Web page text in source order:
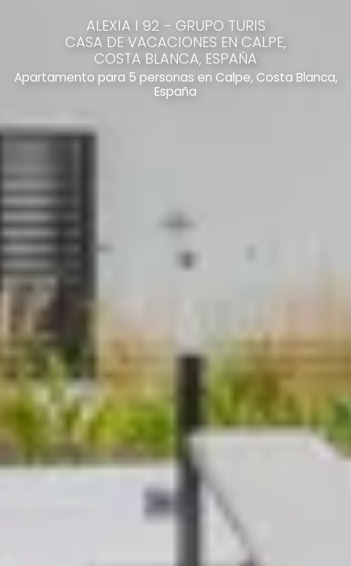
ALEXIA I 92 - GRUPO TURIS
CASA DE VACACIONES EN CALPE,
COSTA BLANCA, ESPAÑA
Apartamento para 5 personas en Calpe, Costa Blanca,
España